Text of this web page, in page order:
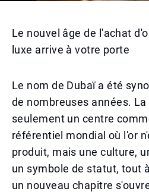
Le nouvel âge de l'achat
luxe arrive à votre porte
Le nom de Dubaï a été
de nombreuses années.
seulement un centre
référentiel mondial où l'or
produit, mais une culture,
un symbole de statut, tout
un nouveau chapitre